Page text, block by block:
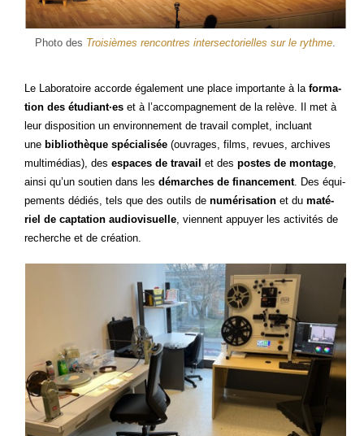
Pho­to des Troi­sièmes ren­contres inter­sec­to­rielles sur le rythme.
Le Labo­ra­toire accorde éga­le­ment une place impor­tante à lafor­ma­
tion des étudiant·es et à l’accompagnement de la relève. Il met à
leur dis­po­si­tion un envi­ron­ne­ment de tra­vail com­plet, incluant
une biblio­thèque spé­cia­li­sée (ouvrages, films, revues, archives
mul­ti­mé­dias), desespaces de tra­vail et despostes de mon­tage,
ain­si qu’un sou­tien dans lesdémarches de finan­ce­ment. Des équi­
pe­ments dédiés, tels que des outils denumé­ri­sa­tion et dumaté­
riel de cap­ta­tion audio­vi­suelle, viennent appuyer les acti­vi­tés de
recherche et de création.